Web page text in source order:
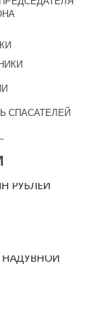
СПАСАТЕЛЕЙ
РУБЛЕЙ
НАДУВНОЙ